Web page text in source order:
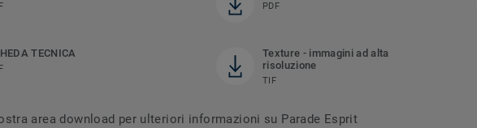
PDF
TECNICA
Texture - immagini ad alta
risoluzione
TIF
area download per ulteriori informazioni su Parade Esprit